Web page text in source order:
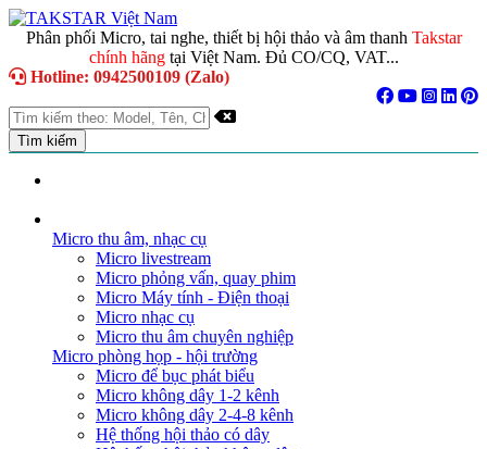
Phân phối Micro, tai nghe, thiết bị hội thảo và âm thanh Takstar
chính hãng tại Việt Nam. Đủ CO/CQ, VAT...
Hotline: 0942500109 (Zalo)
Micro thu âm, nhạc cụ
Micro livestream
Micro phỏng vấn, quay phim
Micro Máy tính - Điện thoại
Micro nhạc cụ
Micro thu âm chuyên nghiệp
Micro phòng họp - hội trường
Micro để bục phát biểu
Micro không dây 1-2 kênh
Micro không dây 2-4-8 kênh
Hệ thống hội thảo có dây